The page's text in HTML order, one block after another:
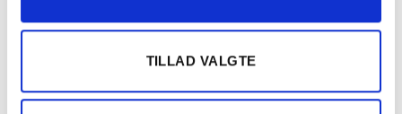
TILLAD VALGTE
Om Solgt.com
Nemt, hurtigt og sikkert bilsalg